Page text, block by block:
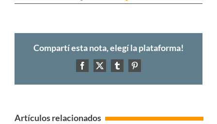
Compartí esta nota, elegí la plataforma!
Facebook
X TumblrPinterest
Artículos relacionados